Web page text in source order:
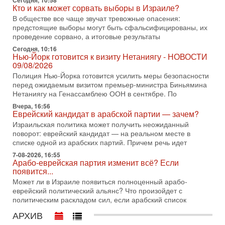
переговоров с Ираном, но Тегеран пока не подтвердил
готовность к диалогу. По словам американского
2-08-2026, 08:42
Трамп отменил удар по Ирану - НОВОСТИ
02/08/2026
Президент США Дональд Трамп сегодня заявил об отмене
подготовленного удара по Ирану после обращений
Тегерана и других стран региона. По его словам,
1-08-2026, 17:50
«Русский голос» Израиля: кто заберет его на этот
раз?
Голоса русскоязычных репатриантов не раз кардинально
меняли политический ландшафт Израиля. Достаточно
вспомнить взлет партии «Исраэль ба-алия», когда
31-07-2026, 17:00
Тайны закрытых дверей: о чём на самом деле
молчат Трамп и Нетаньяху?
Недавний визит премьер-министра Израиля Биньямина
Нетаньяху в США и его встреча с Дональдом Трампом
оставили больше вопросов, чем ответов. Полная
31-07-2026, 15:18
Иран готовит покушение на Нетаниягу! Трамп не
Кто и как может сорвать выборы в Израиле?
В обществе все чаще звучат тревожные опасения:
предстоящие выборы могут быть сфальсифицированы, их
проведение сорвано, а итоговые результаты
Сегодня, 10:16
Нью-Йорк готовится к визиту Нетаниягу - НОВОСТИ
09/08/2026
Полиция Нью-Йорка готовится усилить меры безопасности
перед ожидаемым визитом премьер-министра Биньямина
Нетаниягу на Генассамблею ООН в сентябре. По
Вчера, 16:56
Еврейский кандидат в арабской партии — зачем?
Израильская политика может получить неожиданный
поворот: еврейский кандидат — на реальном месте в
списке одной из арабских партий. Причем речь идет
7-08-2026, 16:55
Арабо-еврейская партия изменит всё? Если
появится...
Может ли в Израиле появиться полноценный арабо-
еврейский политический альянс? Что произойдет с
политическим раскладом сил, если арабский список
АРХИВ